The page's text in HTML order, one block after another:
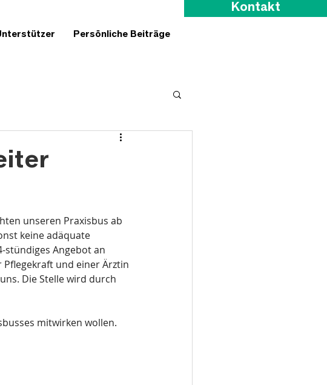
Kontakt
Persönliche Beiträge
unseren Praxisbus ab
keine adäquate
stündiges Angebot an
Pflegekraft und einer Ärztin
Die Stelle wird durch
mitwirken wollen.